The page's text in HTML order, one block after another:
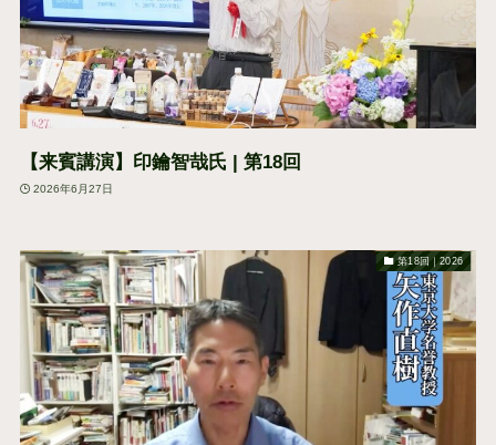
【来賓講演】印鑰智哉氏 | 第18回
2026年6月27日
第18回｜2026